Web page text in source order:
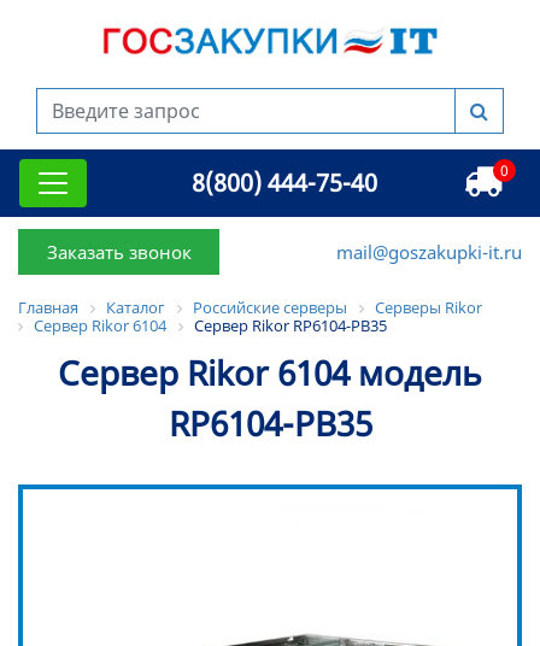
8(800) 444-75-40 0
Заказать звонок mail@goszakupki-it.ru
Главная Каталог Российские серверы
Серверы Rikor
Сервер Rikor 6104
Сервер Rikor RP6104-PB35
Сервер Rikor 6104 модель
RP6104-PB35